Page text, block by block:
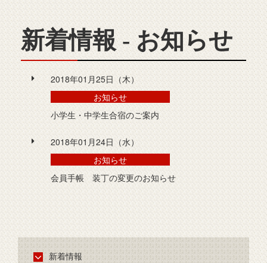
新着情報 - お知らせ
2018年01月25日（木）
お知らせ
小学生・中学生合宿のご案内
2018年01月24日（水）
お知らせ
会員手帳 装丁の変更のお知らせ
新着情報